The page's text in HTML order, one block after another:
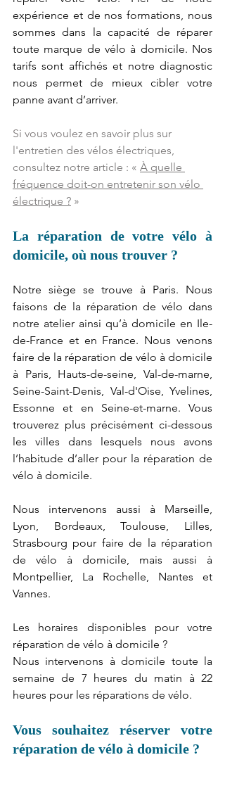
expérience et de nos formations, nous
sommes dans la capacité de réparer
toute marque de vélo à domicile. Nos
tarifs sont affichés et notre diagnostic
nous permet de mieux cibler votre
panne avant d’arriver.
Si vous voulez en savoir plus sur
l'entretien des vélos électriques,
consultez notre article : « À quelle
fréquence doit-on entretenir son vélo
électrique ? »
La réparation de votre vélo à
domicile, où nous trouver ?
Notre siège se trouve à Paris. Nous
faisons de la réparation de vélo dans
notre atelier ainsi qu’à domicile en Ile-
de-France et en France. Nous venons
faire de la réparation de vélo à domicile
à Paris, Hauts-de-seine, Val-de-marne,
Seine-Saint-Denis, Val-d'Oise, Yvelines,
Essonne et en Seine-et-marne. Vous
trouverez plus précisément ci-dessous
les villes dans lesquels nous avons
l’habitude d’aller pour la réparation de
vélo à domicile.
Nous intervenons aussi à Marseille,
Lyon, Bordeaux, Toulouse, Lilles,
Strasbourg pour faire de la réparation
de vélo à domicile, mais aussi à
Montpellier, La Rochelle, Nantes et
Vannes.
Les horaires disponibles pour votre
réparation de vélo à domicile ?
Nous intervenons à domicile toute la
semaine de 7 heures du matin à 22
heures pour les réparations de vélo.
Vous souhaitez réserver votre
réparation de vélo à domicile ?